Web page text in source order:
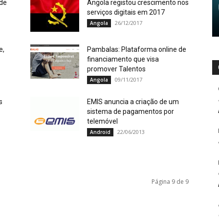
Angola registou crescimento nos
serviços digitais em 2017
Angola 26/12/2017
Pambalas: Plataforma online de
financiamento que visa
promover Talentos
Angola 09/11/2017
EMIS anuncia a criação de um
sistema de pagamentos por
telemóvel
Android 22/06/2013
Página 9 de 9